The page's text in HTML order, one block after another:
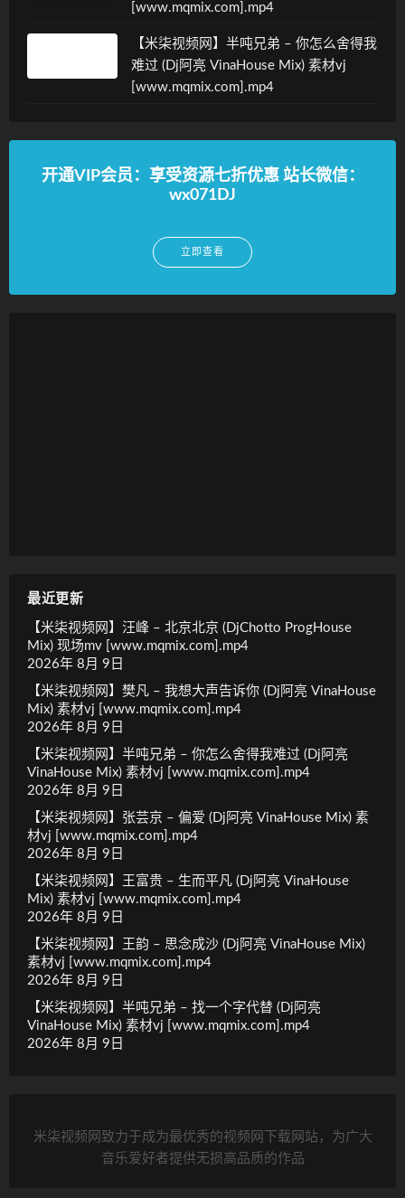
[www.mqmix.com].mp4
【米柒视频网】半吨兄弟 – 你怎么舍得我
难过 (Dj阿亮 VinaHouse Mix) 素材vj
[www.mqmix.com].mp4
开通VIP会员：享受资源七折优惠 站长微信：
wx071DJ
立即查看
最近更新
【米柒视频网】汪峰 – 北京北京 (DjChotto ProgHouse
Mix) 现场mv [www.mqmix.com].mp4
2026年 8月 9日
【米柒视频网】樊凡 – 我想大声告诉你 (Dj阿亮 VinaHouse
Mix) 素材vj [www.mqmix.com].mp4
2026年 8月 9日
【米柒视频网】半吨兄弟 – 你怎么舍得我难过 (Dj阿亮
VinaHouse Mix) 素材vj [www.mqmix.com].mp4
2026年 8月 9日
【米柒视频网】张芸京 – 偏爱 (Dj阿亮 VinaHouse Mix) 素
材vj [www.mqmix.com].mp4
2026年 8月 9日
【米柒视频网】王富贵 – 生而平凡 (Dj阿亮 VinaHouse
Mix) 素材vj [www.mqmix.com].mp4
2026年 8月 9日
【米柒视频网】王韵 – 思念成沙 (Dj阿亮 VinaHouse Mix)
素材vj [www.mqmix.com].mp4
2026年 8月 9日
【米柒视频网】半吨兄弟 – 找一个字代替 (Dj阿亮
VinaHouse Mix) 素材vj [www.mqmix.com].mp4
2026年 8月 9日
米柒视频网致力于成为最优秀的视频网下载网站，为广大
音乐爱好者提供无损高品质的作品